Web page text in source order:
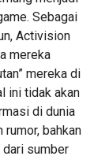
Sebagai
Activision
mereka
mereka di
ini tidak akan
di dunia
bahkan
dari sumber